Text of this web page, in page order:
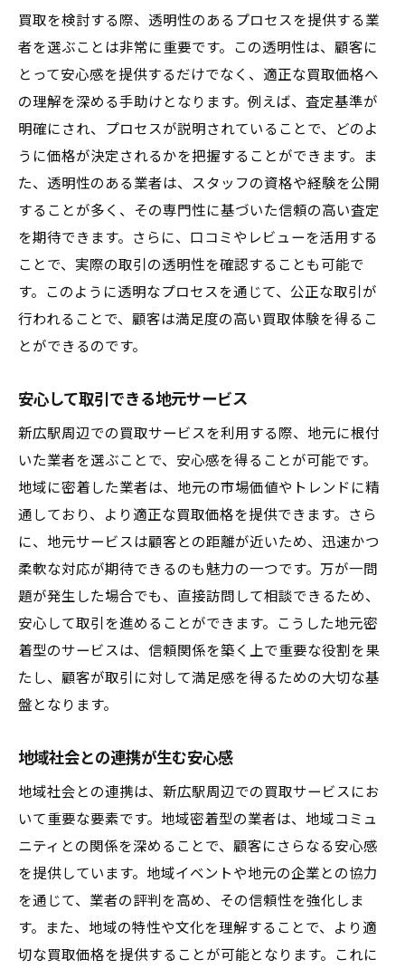
買取を検討する際、透明性のあるプロセスを提供する業
者を選ぶことは非常に重要です。この透明性は、顧客に
とって安心感を提供するだけでなく、適正な買取価格へ
の理解を深める手助けとなります。例えば、査定基準が
明確にされ、プロセスが説明されていることで、どのよ
うに価格が決定されるかを把握することができます。ま
た、透明性のある業者は、スタッフの資格や経験を公開
することが多く、その専門性に基づいた信頼の高い査定
を期待できます。さらに、口コミやレビューを活用する
ことで、実際の取引の透明性を確認することも可能で
す。このように透明なプロセスを通じて、公正な取引が
行われることで、顧客は満足度の高い買取体験を得るこ
とができるのです。
安心して取引できる地元サービス
新広駅周辺での買取サービスを利用する際、地元に根付
いた業者を選ぶことで、安心感を得ることが可能です。
地域に密着した業者は、地元の市場価値やトレンドに精
通しており、より適正な買取価格を提供できます。さら
に、地元サービスは顧客との距離が近いため、迅速かつ
柔軟な対応が期待できるのも魅力の一つです。万が一問
題が発生した場合でも、直接訪問して相談できるため、
安心して取引を進めることができます。こうした地元密
着型のサービスは、信頼関係を築く上で重要な役割を果
たし、顧客が取引に対して満足感を得るための大切な基
盤となります。
地域社会との連携が生む安心感
地域社会との連携は、新広駅周辺での買取サービスにお
いて重要な要素です。地域密着型の業者は、地域コミュ
ニティとの関係を深めることで、顧客にさらなる安心感
を提供しています。地域イベントや地元の企業との協力
を通じて、業者の評判を高め、その信頼性を強化しま
す。また、地域の特性や文化を理解することで、より適
切な買取価格を提供することが可能となります。これに